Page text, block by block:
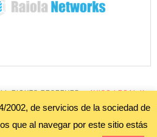
RIGHTS RESERVED. •AVISO LEGAL Y
; POLÍTICA DE COOKIES
•
WORDPRESS
2002, de servicios de la sociedad de
que al navegar por este sitio estás